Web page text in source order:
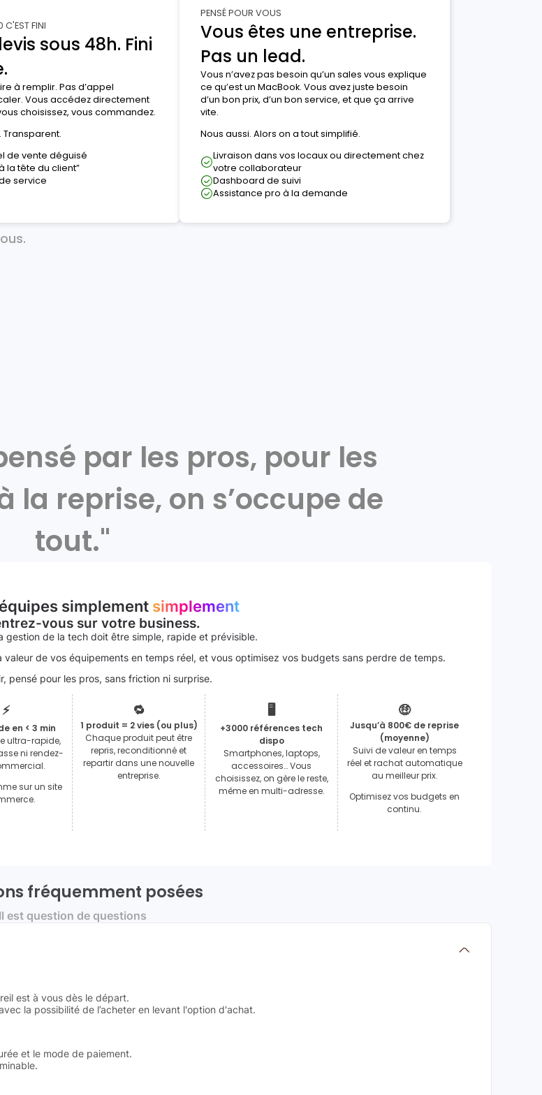
C'EST FINI
sous 48h. Fini
à remplir. Pas d’appel
Vous accédez directement
choisissez, vous commandez.
Transparent.
de vente déguisé
la tête du client”
service
PENSÉ POUR VOUS
Vous êtes une entreprise.
Pas un lead.
Vous n’avez pas besoin qu’un sales vous explique
ce qu’est un MacBook. Vous avez juste besoin
d’un bon prix, d’un bon service, et que ça arrive
vite.
Nous aussi. Alors on a tout simplifié.
Livraison dans vos locaux ou directement chez
votre collaborateur
Dashboard de suivi
Assistance pro à la demande
par les pros, pour les
la reprise, on s’occupe de
tout."
simplement simplement
vous sur votre business.
gestion de la tech doit être simple, rapide et prévisible.
de vos équipements en temps réel, et vous optimisez vos budgets sans perdre de temps.
pensé pour les pros, sans friction ni surprise.
⚡
en < 3 min
ultra-rapide,
ni rendez-
sur un site
🔁
1 produit = 2 vies (ou plus)
Chaque produit peut être
repris, reconditionné et
repartir dans une nouvelle
entreprise.
🖥️
+3000 références tech
dispo
Smartphones, laptops,
accessoires… Vous
choisissez, on gère le reste,
même en multi-adresse.
🤑
Jusqu’à 800€ de reprise
(moyenne)
Suivi de valeur en temps
réel et rachat automatique
au meilleur prix.
Optimisez vos budgets en
continu.
fréquemment posées
Il est question de questions
est à vous dès le départ.
la possibilité de l’acheter en levant l'option d'achat.
et le mode de paiement.